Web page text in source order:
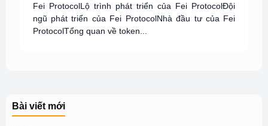
Fei ProtocolLộ trình phát triển của Fei ProtocolĐội
ngũ phát triển của Fei ProtocolNhà đầu tư của Fei
ProtocolTổng quan về token...
Bài viết mới